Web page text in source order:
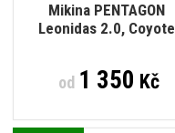
Mikina PENTAGON
Leonidas 2.0, Coyote
od1 350 Kč